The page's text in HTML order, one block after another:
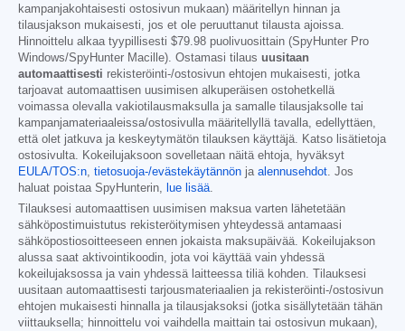
kampanjakohtaisesti ostosivun mukaan) määritellyn hinnan ja
tilausjakson mukaisesti, jos et ole peruuttanut tilausta ajoissa.
Hinnoittelu alkaa tyypillisesti $79.98 puolivuosittain (SpyHunter Pro
Windows/SpyHunter Macille). Ostamasi tilaus uusitaan
automaattisesti rekisteröinti-/ostosivun ehtojen mukaisesti, jotka
tarjoavat automaattisen uusimisen alkuperäisen ostohetkellä
voimassa olevalla vakiotilausmaksulla ja samalle tilausjaksolle tai
kampanjamateriaaleissa/ostosivulla määritellyllä tavalla, edellyttäen,
että olet jatkuva ja keskeytymätön tilauksen käyttäjä. Katso lisätietoja
ostosivulta. Kokeilujaksoon sovelletaan näitä ehtoja, hyväksyt
EULA/TOS:n tietosuoja-/evästekäytännön ja alennusehdot . Jos
haluat poistaa SpyHunterin,
lue lisää
Tilauksesi automaattisen uusimisen maksua varten lähetetään
sähköpostimuistutus rekisteröitymisen yhteydessä antamaasi
sähköpostiosoitteeseen ennen jokaista maksupäivää. Kokeilujakson
alussa saat aktivointikoodin, jota voi käyttää vain yhdessä
kokeilujaksossa ja vain yhdessä laitteessa tiliä kohden. Tilauksesi
uusitaan automaattisesti tarjousmateriaalien ja rekisteröinti-/ostosivun
ehtojen mukaisesti hinnalla ja tilausjaksoksi (jotka sisällytetään tähän
viittauksella; hinnoittelu voi vaihdella maittain tai ostosivun mukaan),